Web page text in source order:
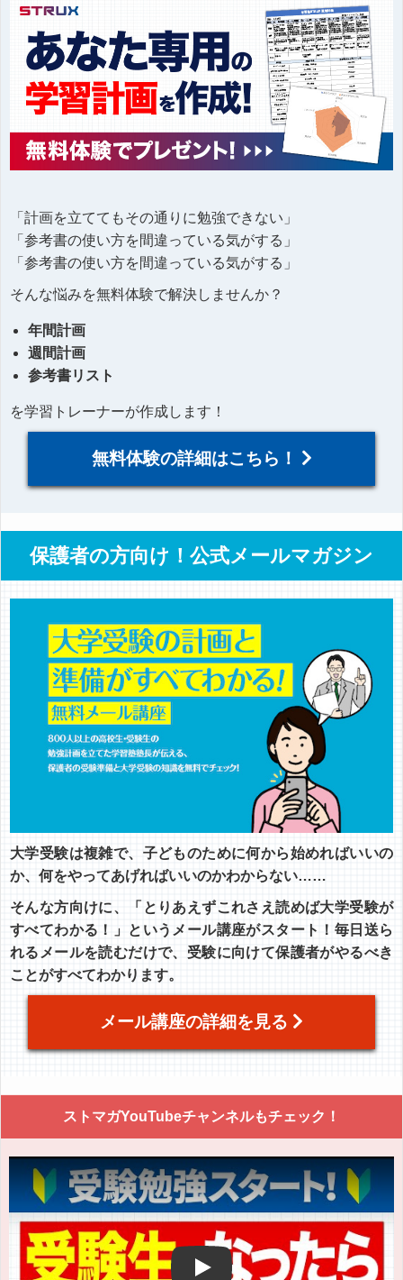
「計画を立ててもその通りに勉強できない」
「参考書の使い方を間違っている気がする」
「参考書の使い方を間違っている気がする」
そんな悩みを無料体験で解決しませんか？
年間計画
週間計画
参考書リスト
を学習トレーナーが作成します！
無料体験の詳細はこちら！
保護者の方向け！公式メールマガジン
大学受験は複雑で、子どものために何から始めればいいの
か、何をやってあげればいいのかわからない……
そんな方向けに、「とりあえずこれさえ読めば大学受験が
すべてわかる！」というメール講座がスタート！毎日送ら
れるメールを読むだけで、受験に向けて保護者がやるべき
ことがすべてわかります。
メール講座の詳細を見る
ストマガYouTubeチャンネルもチェック！
Play